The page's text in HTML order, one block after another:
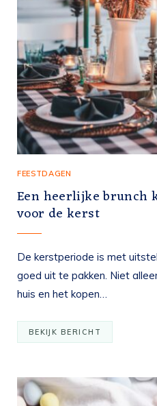
FEESTDAGEN
Een heerlijke brunch
voor de kerst
De kerstperiode is met
goed uit te pakken. Niet
huis en het kopen…
BEKIJK BERICHT